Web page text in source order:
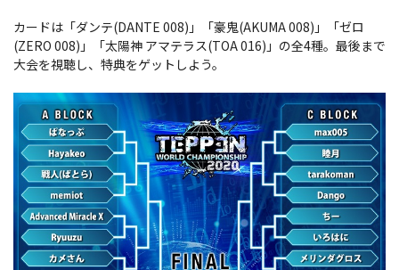
カードは「ダンテ(DANTE 008)」「豪鬼(AKUMA 008)」「ゼロ
(ZERO 008)」「太陽神 アマテラス(TOA 016)」の全4種。最後まで
大会を視聴し、特典をゲットしよう。